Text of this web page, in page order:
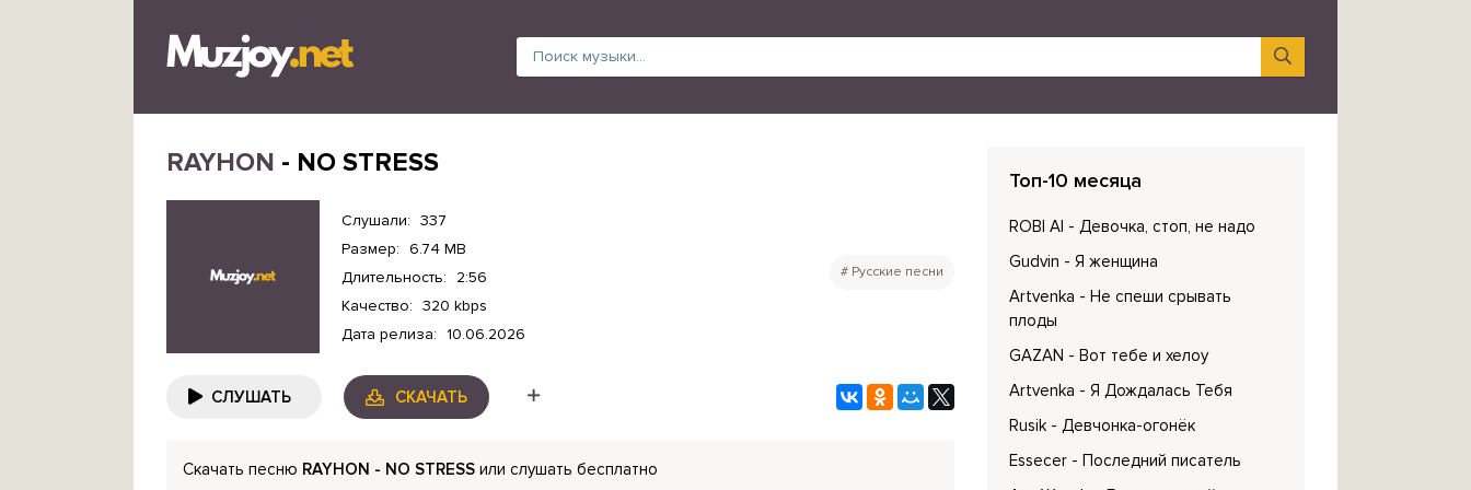
RAYHON - NO STRESS
Слушали: 337
Размер: 6.74 MB
Длительность:
2:56
Качество: 320 kbps
Дата релиза: 10.06.2026
Русские песни
СЛУШАТЬ СКАЧАТЬ
Скачать песню RAYHON - NO STRESS или слушать бесплатно
Топ-10 месяца
ROBI AI - Девочка, стоп, не надо
Gudvin - Я женщина
Artvenka - Не спеши срывать
плоды
GAZAN - Вот тебе и хелоу
Artvenka - Я Дождалась Тебя
Rusik - Девчонка-огонёк
Essecer - Последний писатель